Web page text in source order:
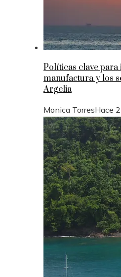
Políticas clave
manufactura y los
Argelia
Monica TorresHace